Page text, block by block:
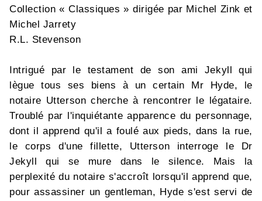
Collection « Classiques » dirigée par Michel Zink et
Michel Jarrety
R.L. Stevenson
Intrigué par le testament de son ami Jekyll qui
lègue tous ses biens à un certain Mr Hyde, le
notaire Utterson cherche à rencontrer le légataire.
Troublé par l'inquiétante apparence du personnage,
dont il apprend qu'il a foulé aux pieds, dans la rue,
le corps d'une fillette, Utterson interroge le Dr
Jekyll qui se mure dans le silence. Mais la
perplexité du notaire s'accroît lorsqu'il apprend que,
pour assassiner un gentleman, Hyde s'est servi de